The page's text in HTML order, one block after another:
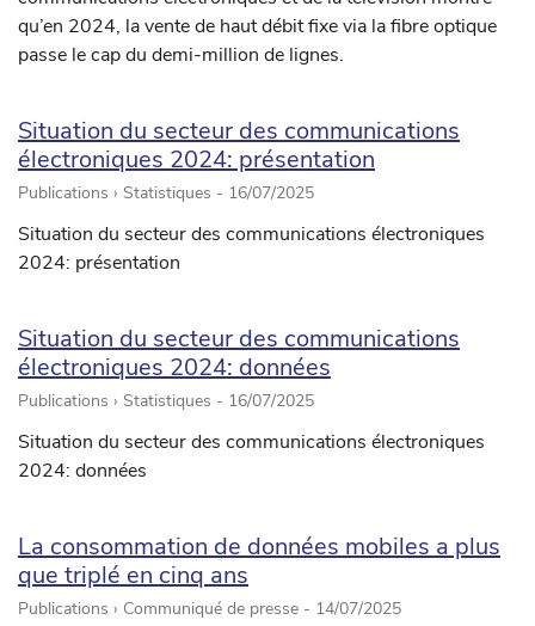
qu’en 2024, la vente de haut débit fixe via la fibre optique
passe le cap du demi-million de lignes.
Situation du secteur des communications
électroniques 2024: présentation
Publications › Statistiques - 16/07/2025
Situation du secteur des communications électroniques
2024: présentation
Situation du secteur des communications
électroniques 2024: données
Publications › Statistiques - 16/07/2025
Situation du secteur des communications électroniques
2024: données
La consommation de données mobiles a plus
que triplé en cinq ans
Publications › Communiqué de presse - 14/07/2025